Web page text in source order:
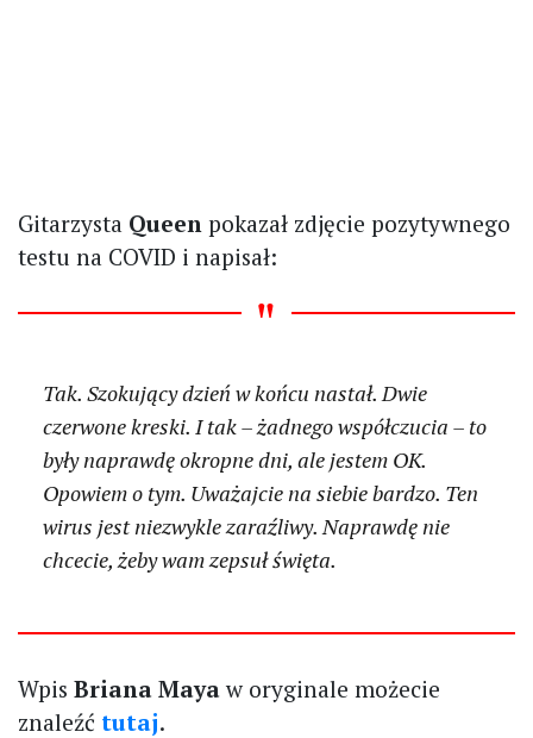
Gitarzysta Queen pokazał zdjęcie pozytywnego
testu na COVID i napisał:
Tak. Szokujący dzień w końcu nastał. Dwie
czerwone kreski. I tak – żadnego współczucia – to
były naprawdę okropne dni, ale jestem OK.
Opowiem o tym. Uważajcie na siebie bardzo. Ten
wirus jest niezwykle zaraźliwy. Naprawdę nie
chcecie, żeby wam zepsuł święta.
Wpis Briana Mayaw oryginale możecie
znaleźć tutaj.